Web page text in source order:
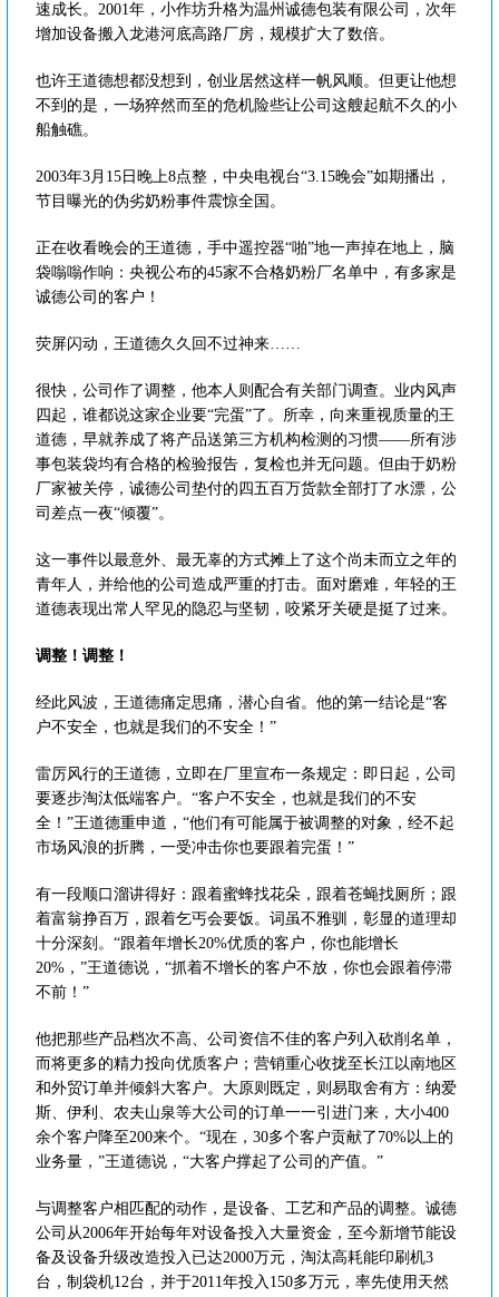
速成长。2001年，小作坊升格为温州诚德包装有限公司，次年
增加设备搬入龙港河底高路厂房，规模扩大了数倍。
也许王道德想都没想到，创业居然这样一帆风顺。但更让他想
不到的是，一场猝然而至的危机险些让公司这艘起航不久的小
船触礁。
2003年3月15日晚上8点整，中央电视台“3.15晚会”如期播出，
节目曝光的伪劣奶粉事件震惊全国。
正在收看晚会的王道德，手中遥控器“啪”地一声掉在地上，脑
袋嗡嗡作响：央视公布的45家不合格奶粉厂名单中，有多家是
诚德公司的客户！
荧屏闪动，王道德久久回不过神来……
很快，公司作了调整，他本人则配合有关部门调查。业内风声
四起，谁都说这家企业要“完蛋”了。所幸，向来重视质量的王
道德，早就养成了将产品送第三方机构检测的习惯——所有涉
事包装袋均有合格的检验报告，复检也并无问题。但由于奶粉
厂家被关停，诚德公司垫付的四五百万货款全部打了水漂，公
司差点一夜“倾覆”。
这一事件以最意外、最无辜的方式摊上了这个尚未而立之年的
青年人，并给他的公司造成严重的打击。面对磨难，年轻的王
道德表现出常人罕见的隐忍与坚韧，咬紧牙关硬是挺了过来。
调整！调整！
经此风波，王道德痛定思痛，潜心自省。他的第一结论是“客
户不安全，也就是我们的不安全！”
雷厉风行的王道德，立即在厂里宣布一条规定：即日起，公司
要逐步淘汰低端客户。“客户不安全，也就是我们的不安
全！”王道德重申道，“他们有可能属于被调整的对象，经不起
市场风浪的折腾，一受冲击你也要跟着完蛋！”
有一段顺口溜讲得好：跟着蜜蜂找花朵，跟着苍蝇找厕所；跟
着富翁挣百万，跟着乞丐会要饭。词虽不雅驯，彰显的道理却
十分深刻。“跟着年增长20%优质的客户，你也能增长
20%，”王道德说，“抓着不增长的客户不放，你也会跟着停滞
不前！”
他把那些产品档次不高、公司资信不佳的客户列入砍削名单，
而将更多的精力投向优质客户；营销重心收拢至长江以南地区
和外贸订单并倾斜大客户。大原则既定，则易取舍有方：纳爱
斯、伊利、农夫山泉等大公司的订单一一引进门来，大小400
余个客户降至200来个。“现在，30多个客户贡献了70%以上的
业务量，”王道德说，“大客户撑起了公司的产值。”
与调整客户相匹配的动作，是设备、工艺和产品的调整。诚德
公司从2006年开始每年对设备投入大量资金，至今新增节能设
备及设备升级改造投入已达2000万元，淘汰高耗能印刷机3
台，制袋机12台，并于2011年投入150多万元，率先使用天然